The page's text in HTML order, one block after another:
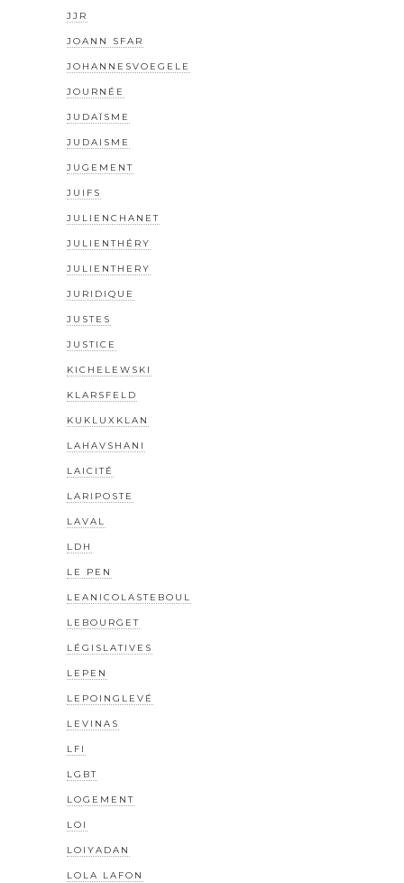
JJR
JOANN SFAR
JOHANNESVOEGELE
JOURNÉE
JUDAÏSME
JUDAISME
JUGEMENT
JUIFS
JULIENCHANET
JULIENTHÉRY
JULIENTHERY
JURIDIQUE
JUSTES
JUSTICE
KICHELEWSKI
KLARSFELD
KUKLUXKLAN
LAHAVSHANI
LAICITÉ
LARIPOSTE
LAVAL
LDH
LE PEN
LEANICOLASTEBOUL
LEBOURGET
LÉGISLATIVES
LEPEN
LEPOINGLEVÉ
LEVINAS
LFI
LGBT
LOGEMENT
LOI
LOIYADAN
LOLA LAFON